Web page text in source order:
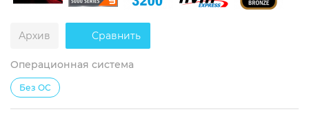
Архив Сравнить
Операционная система
Без ОС